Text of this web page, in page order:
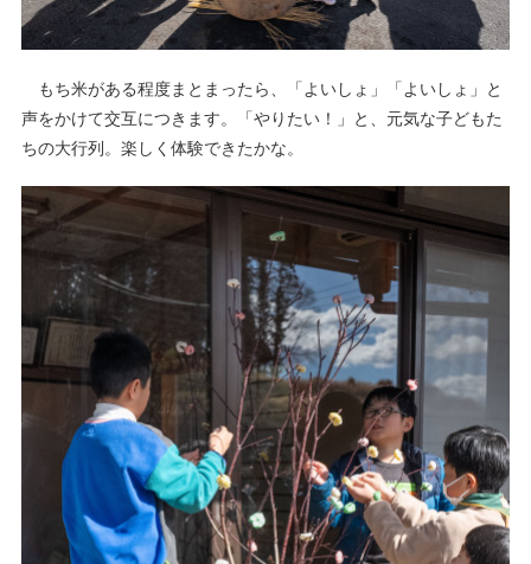
もち米がある程度まとまったら、「よいしょ」「よいしょ」と
声をかけて交互につきます。「やりたい！」と、元気な子どもた
ちの大行列。楽しく体験できたかな。